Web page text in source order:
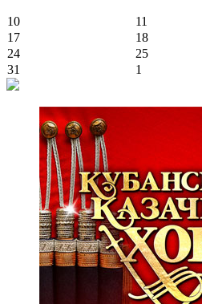
10 11
17
18
24
25
31
1